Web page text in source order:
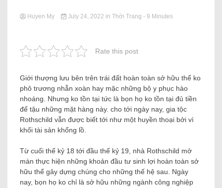
Huyen My July 24, 2022 in Thời Trang - 9 Minutes
Rate this post
Giới thượng lưu bên trên trái đất hoàn toàn sở hữu thể ko
phô trương nhẫn xoàn hay mặc những bộ y phục hào
nhoáng. Nhưng ko tồn tại tức là bọn họ ko tồn tại đủ tiền
để tậu những mặt hàng này. cho tới ngày nay, gia tộc
Rothschild vẫn được biết tới như một huyền thoại bởi vì
khối tài sản khổng lồ.
Từ cuối thế kỷ 18 tới đầu thế kỷ 19, nhà Rothschild mở
màn thực hiện những khoản đầu tư sinh lợi hoàn toàn sở
hữu thể gây dựng chúng cho những thế hệ sau. Ngày
nay, bọn họ ko chỉ là sở hữu những ngành công nghiệp